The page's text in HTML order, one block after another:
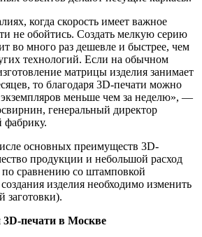
когда скорость имеет важное
не обойтись. Создать мелкую серию
во много раз дешевле и быстрее, чем
технологий. Если на обычном
матрицы изделия занимает
то благодаря 3D-печати можно
меньше чем за неделю», —
генеральный директор
основных преимуществ 3D-
продукции и небольшой расход
сравнению со штамповкой
изделия необходимо изменить
заготовки).
3D-печати в Москве